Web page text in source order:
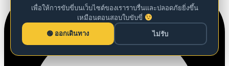
เพื่อให้การขับขี่บนเว็บไซต์ของเราราบรื่นและปลอดภัยยิ่งขึ้น
เหมือนตอนสอบใบขับขี่
ออกเดินทาง
ไม่รับ